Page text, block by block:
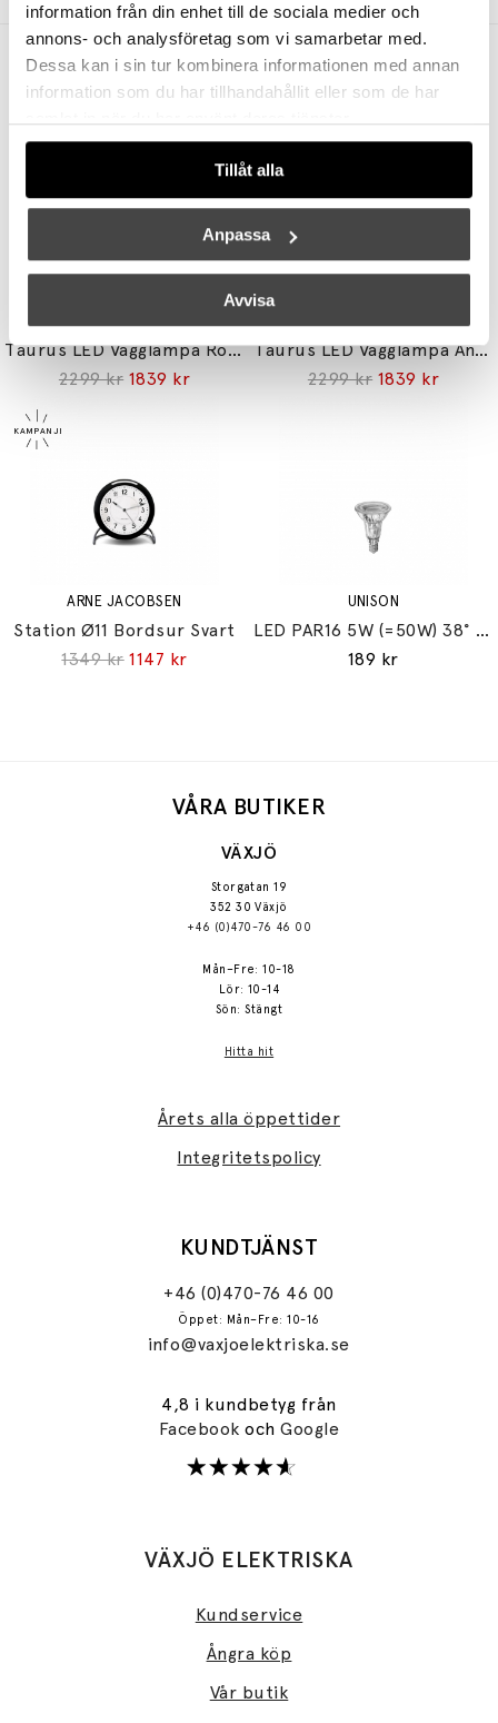
information från din enhet till de sociala medier och
annons- och analysföretag som vi samarbetar med.
Dessa kan i sin tur kombinera informationen med annan
information som du har tillhandahållit eller som de har
Tillåt alla
Anpassa
Avvisa
Andra köpte även
Taurus LED Vägglampa Rost
2299 kr 1839 kr
Taurus LED Vägglampa Antracitgrå
2299 kr 1839 kr
ARNE JACOBSEN
Station Ø11 Bordsur Svart
1349 kr 1147 kr
UNISON
LED PAR16 5W (=50W) 38° 2700K E14
189 kr
VÅRA BUTIKER
VÄXJÖ
Storgatan 19
352 30 Växjö
+46 (0)470-76 46 00
Mån–Fre: 10-18
Lör: 10-14
Sön: Stängt
Hitta hit
Årets alla öppettider
Integritetspolicy
KUNDTJÄNST
+46 (0)470-76 46 00
Öppet: Mån–Fre: 10-16
info@vaxjoelektriska.se
4,8 i kundbetyg från
FacebookochGoogle
VÄXJÖ ELEKTRISKA
Kundservice
Ångra köp
Vår butik